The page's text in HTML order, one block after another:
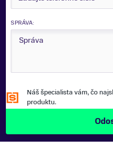
SPRÁVA:
Náš špecialista vám, čo
produktu.